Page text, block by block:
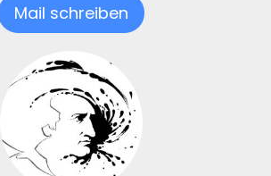
Mail schreiben